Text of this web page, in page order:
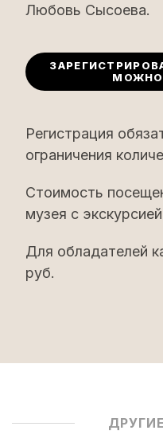
Любовь Сысоева.
МОЖНО
Регистрация
ограничения
Стоимость
музея с
Для обладателей
руб.